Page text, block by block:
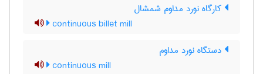
کارگاه نورد مداوم شمشال
continuous billet mill
دستگاه نورد مداوم
continuous mill